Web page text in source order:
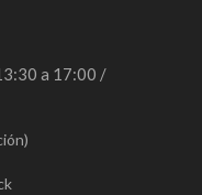
a 17:00 /